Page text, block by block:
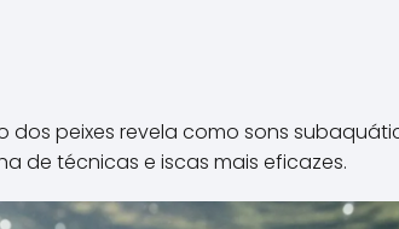
dos peixes revela como sons
de técnicas e iscas mais eficazes.